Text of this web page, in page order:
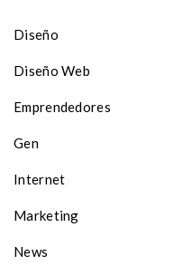
Diseño
Diseño Web
Emprendedores
Gen
Internet
Marketing
News